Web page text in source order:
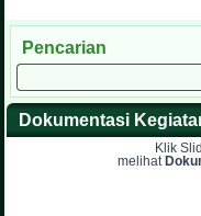
Pencarian
Dokumentasi
Klik
melihat